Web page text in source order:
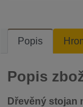
Popis
Popis
Dřevěný stojan